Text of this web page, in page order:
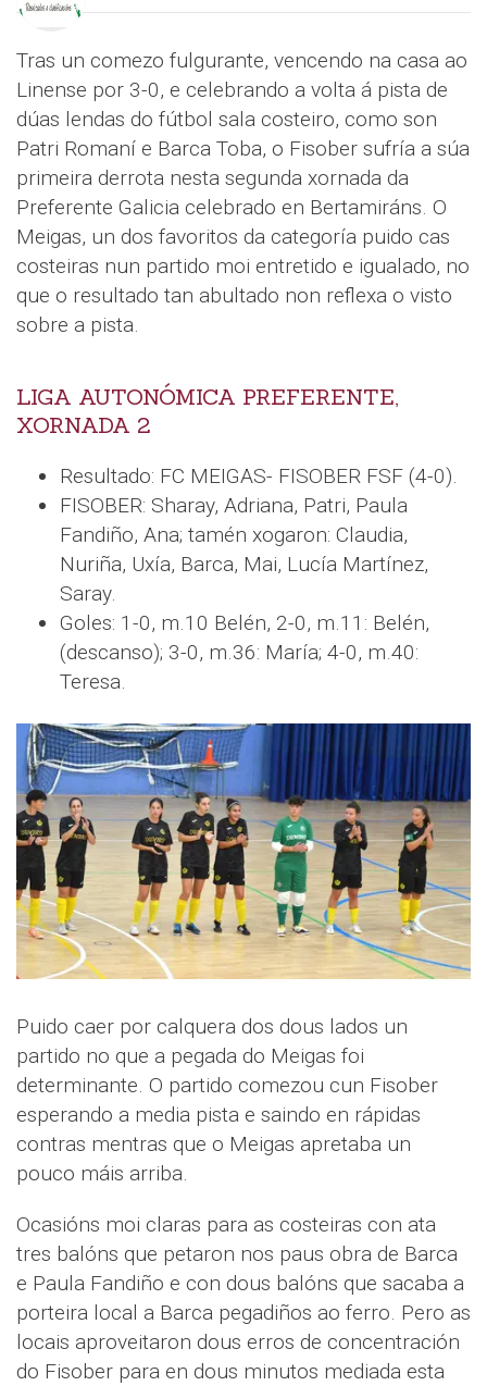
Tras un comezo fulgurante, vencendo na casa ao
Linense por 3-0, e celebrando a volta á pista de
dúas lendas do fútbol sala costeiro, como son
Patri Romaní e Barca Toba, o Fisober sufría a súa
primeira derrota nesta segunda xornada da
Preferente Galicia celebrado en Bertamiráns. O
Meigas, un dos favoritos da categoría puido cas
costeiras nun partido moi entretido e igualado, no
que o resultado tan abultado non reflexa o visto
sobre a pista.
LIGA AUTONÓMICA PREFERENTE,
XORNADA 2
Resultado: FC MEIGAS- FISOBER FSF (4-0).
FISOBER: Sharay, Adriana, Patri, Paula
Fandiño, Ana; tamén xogaron: Claudia,
Nuriña, Uxía, Barca, Mai, Lucía Martínez,
Saray.
Goles: 1-0, m.10 Belén, 2-0, m.11: Belén,
(descanso); 3-0, m.36: María; 4-0, m.40:
Teresa.
Puido caer por calquera dos dous lados un
partido no que a pegada do Meigas foi
determinante. O partido comezou cun Fisober
esperando a media pista e saindo en rápidas
contras mentras que o Meigas apretaba un
pouco máis arriba.
Ocasións moi claras para as costeiras con ata
tres balóns que petaron nos paus obra de Barca
e Paula Fandiño e con dous balóns que sacaba a
porteira local a Barca pegadiños ao ferro. Pero as
locais aproveitaron dous erros de concentración
do Fisober para en dous minutos mediada esta